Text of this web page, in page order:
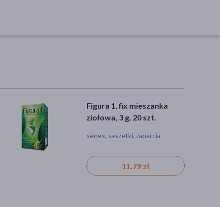
Figura 1, fix mieszanka
ziołowa, 3 g, 20 szt.
senes, saszetki, zaparcia
11,79 zł
Alax, drażetki, 20 szt.
aloes, kruszyna, tabletka,
15,29 zł